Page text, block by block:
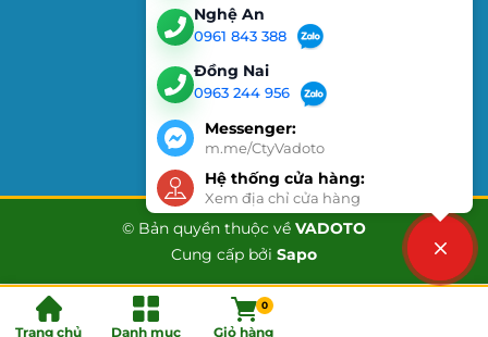
© Bản quyền thuộc về VADOTO
Cung cấp bởi Sapo
Trang chủ Danh mục
0
Giỏ hàng
Nghệ An
0961 843 388
Đồng Nai
0963 244 956
Messenger:
m.me/CtyVadoto
Hệ thống cửa hàng:
Xem địa chỉ cửa hàng
Liên hệ